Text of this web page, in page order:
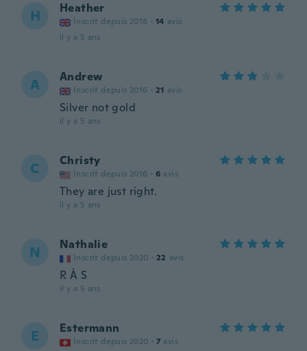
H Heather
Inscrit depuis 2018 · 14 avis
il y a 5 ans
A Andrew
Inscrit depuis 2016 · 21 avis
Silver not gold
il y a 5 ans
C Christy
Inscrit depuis 2016 · 6 avis
They are just right.
il y a 5 ans
N Nathalie
Inscrit depuis 2020 · 22 avis
R À S
il y a 5 ans
E Estermann
Inscrit depuis 2020 · 7 avis